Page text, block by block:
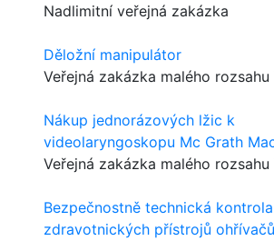
Nadlimitní veřejná zakázka
Děložní manipulátor
Veřejná zakázka malého rozsahu
Nákup jednorázových lžic k
videolaryngoskopu Mc Grath
Veřejná zakázka malého rozsahu
Bezpečnostně technická kontrola
zdravotnických přístrojů